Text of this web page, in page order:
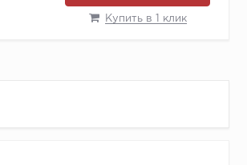
Купить в 1 клик